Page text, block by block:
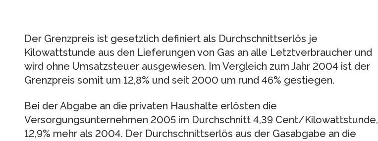
Der Grenzpreis ist gesetzlich definiert als Durchschnittserlös je
Kilowattstunde aus den Lieferungen von Gas an alle Letztverbraucher und
wird ohne Umsatzsteuer ausgewiesen. Im Vergleich zum Jahr 2004 ist der
Grenzpreis somit um 12,8% und seit 2000 um rund 46% gestiegen.
Bei der Abgabe an die privaten Haushalte erlösten die
Versorgungsunternehmen 2005 im Durchschnitt 4,39 Cent/Kilowattstunde,
12,9% mehr als 2004. Der Durchschnittserlös aus der Gasabgabe an die